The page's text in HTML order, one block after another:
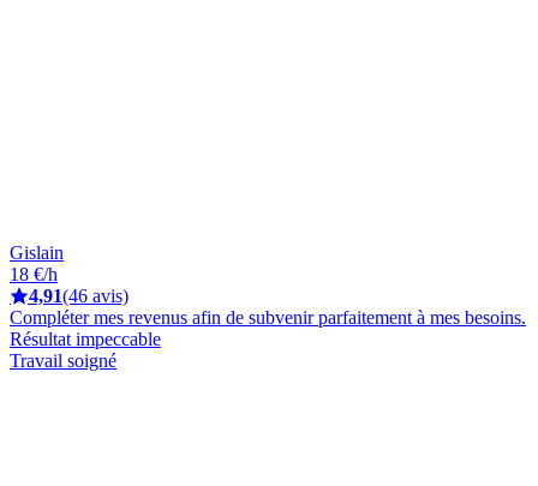
Gislain
18 €/h
4,91(46 avis)
Compléter mes revenus afin de subvenir parfaitement à mes besoins.
Résultat impeccable
Travail soigné